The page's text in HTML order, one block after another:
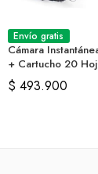
Envío gratis
Cámara
+ Cartucho 20
$ 493.900